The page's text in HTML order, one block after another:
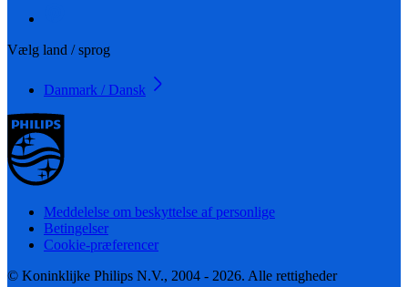
Vælg land / sprog
Danmark / Dansk
Meddelelse om beskyttelse af personlige
Betingelser
Cookie-præferencer
© Koninklijke Philips N.V., 2004 - 2026. Alle rettigheder